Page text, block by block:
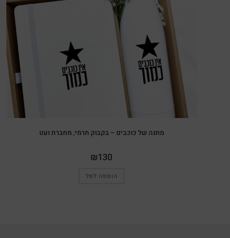
מתנה של כוכבים – בקבוק תרמי, מחברת ועט
₪130
הוספה לסל